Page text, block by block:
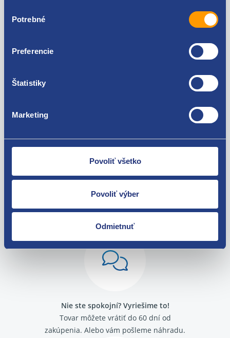
súhlasu
Potrebné
Preferencie
Štatistiky
Marketing
Povoliť všetko
Povoliť výber
Odmietnuť
množstvo, ktoré je aktuálne skladom. Objednávky s
väčším počtom pneumatík, než je aktuálna ponuka na
Stav pneumatiky je určený hĺbkou dezénu v mm a
mesiac a rok výroby pneumatiky. Označenie DOT 1010
Použiteľné pre vozidlá
Za kvalitu ručíme!
Nie ste spokojní? Vyriešime to!
Tovar môžete vrátiť do 60 dní od
zakúpenia. Alebo vám pošleme náhradu.